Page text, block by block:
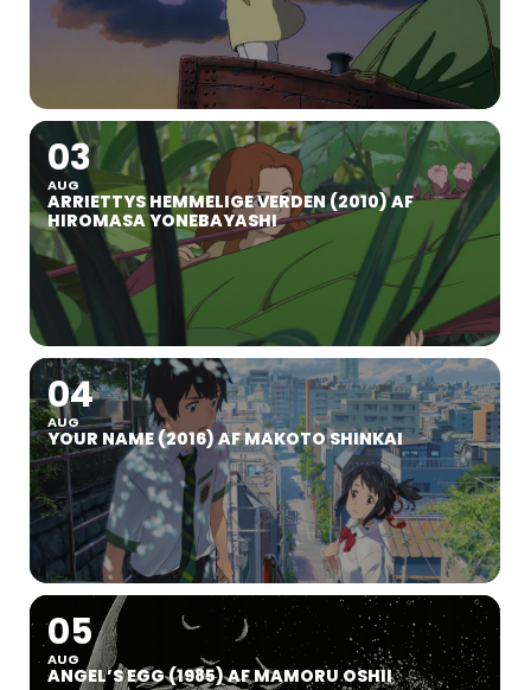
03
AUG
ARRIETTYS HEMMELIGE VERDEN (2010) AF
HIROMASA YONEBAYASHI
04
AUG
YOUR NAME (2016) AF MAKOTO SHINKAI
05
AUG
ANGEL’S EGG (1985) AF MAMORU OSHII